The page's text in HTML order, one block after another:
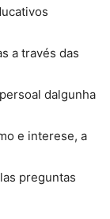
a través das
dalgunha
e interese, a
preguntas